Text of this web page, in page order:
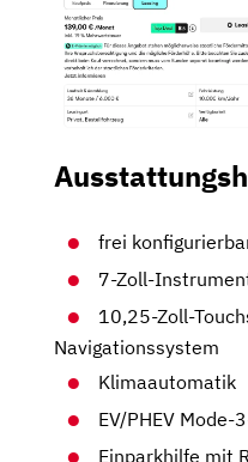
frei
7-Zoll-
10,25-Zoll-
Navigationssystem
Klimaautomatik
EV/PHEV Mode-
Einparkhilfe mit